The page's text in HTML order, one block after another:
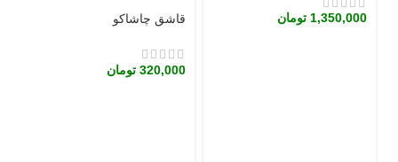
1,350,000 تومان قاشق چاشاکو
320,000 تومان